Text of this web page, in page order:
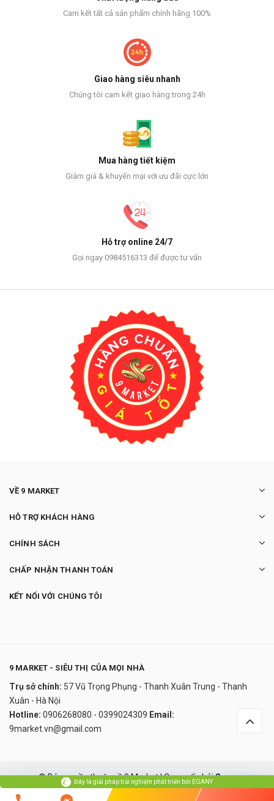
Cam kết tất cả sản phẩm chính hãng 100%
Giao hàng siêu nhanh
Chúng tôi cam kết giao hàng trong 24h
Mua hàng tiết kiệm
Giảm giá & khuyến mại với ưu đãi cực lớn
Hỗ trợ online 24/7
Gọi ngay 0984516313 để được tư vấn
VỀ 9 MARKET
HỖ TRỢ KHÁCH HÀNG
CHÍNH SÁCH
CHẤP NHẬN THANH TOÁN
KẾT NỐI VỚI CHÚNG TÔI
9 MARKET - SIÊU THỊ CỦA MỌI NHÀ
Trụ sở chính: 57 Vũ Trọng Phụng - Thanh Xuân Trung - Thanh
Xuân - Hà Nội
Hotline: 0906268080 - 0399024309 Email:
9market.vn@gmail.com
© Bản quyền thuộc về 9 Market|Cung cấp bởiSapo
Innisfree Jeju Cherry Blossom Tone-Up
Cream
Đây là giải pháp trải nghiệm phát triển bởi EGANY
Đây là giải pháp trải nghiệm phát triển bởi EGANY